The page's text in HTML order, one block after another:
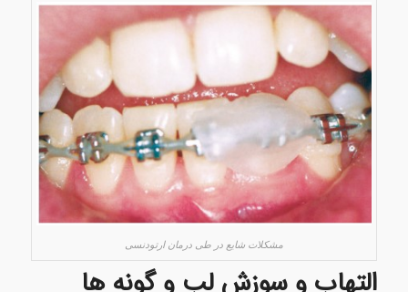
مشکلات شایع در طی درمان ارتودنسی
التهاب و سوزش لب و گونه ها